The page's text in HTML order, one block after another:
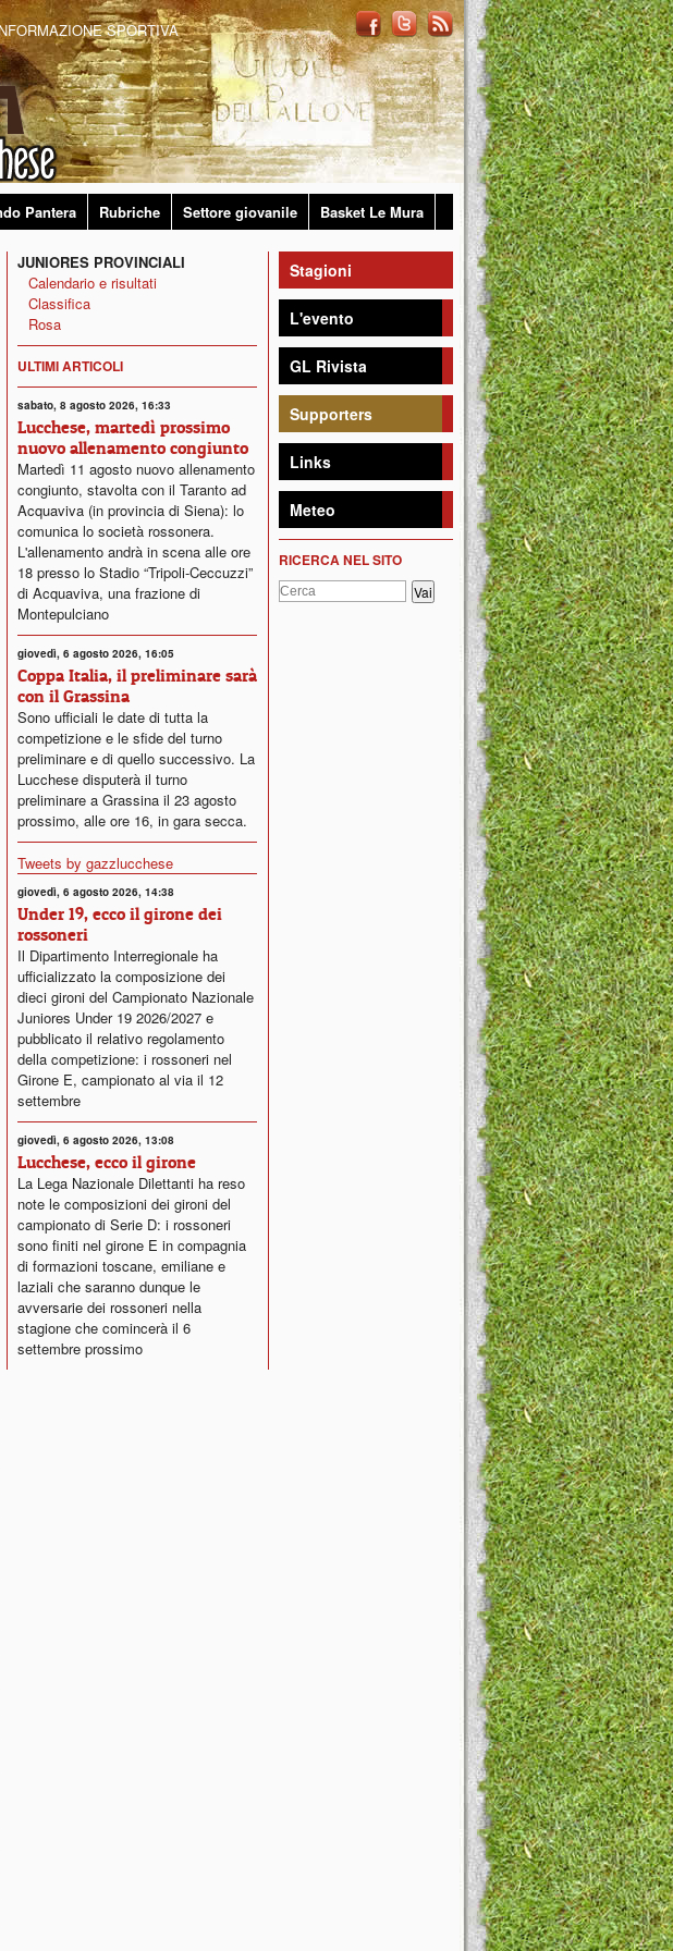
SPORTIVA
Pantera Rubriche Settore giovanile Basket Le Mura
JUNIORES PROVINCIALI
Calendario e risultati
Classifica
Rosa
ULTIMI ARTICOLI
sabato, 8 agosto 2026, 16:33
Lucchese, martedì prossimo
nuovo allenamento congiunto
Martedì 11 agosto nuovo allenamento
congiunto, stavolta con il Taranto ad
Acquaviva (in provincia di Siena): lo
comunica lo società rossonera.
L'allenamento andrà in scena alle ore
18 presso lo Stadio “Tripoli-Ceccuzzi”
di Acquaviva, una frazione di
Montepulciano
giovedì, 6 agosto 2026, 16:05
Coppa Italia, il preliminare sarà
con il Grassina
Sono ufficiali le date di tutta la
competizione e le sfide del turno
preliminare e di quello successivo. La
Lucchese disputerà il turno
preliminare a Grassina il 23 agosto
prossimo, alle ore 16, in gara secca.
Tweets by gazzlucchese
giovedì, 6 agosto 2026, 14:38
Under 19, ecco il girone dei
rossoneri
Il Dipartimento Interregionale ha
ufficializzato la composizione dei
dieci gironi del Campionato Nazionale
Juniores Under 19 2026/2027 e
pubblicato il relativo regolamento
della competizione: i rossoneri nel
Girone E, campionato al via il 12
settembre
giovedì, 6 agosto 2026, 13:08
Lucchese, ecco il girone
La Lega Nazionale Dilettanti ha reso
note le composizioni dei gironi del
campionato di Serie D: i rossoneri
sono finiti nel girone E in compagnia
di formazioni toscane, emiliane e
laziali che saranno dunque le
avversarie dei rossoneri nella
stagione che comincerà il 6
settembre prossimo
Stagioni
L'evento
GL Rivista
Supporters
Links
Meteo
RICERCA NEL SITO